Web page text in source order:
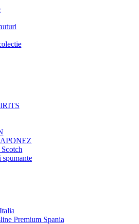
spumante
Premium Spania